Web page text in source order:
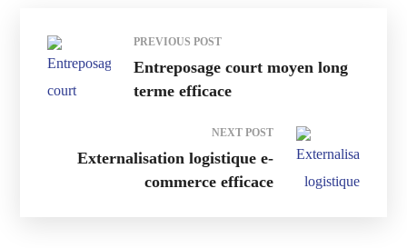
PREVIOUS POST
Entreposage court moyen long
terme efficace
NEXT POST
Externalisation logistique e-
commerce efficace